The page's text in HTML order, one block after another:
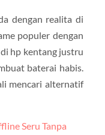
dengan realita di
populer dengan
hp kentang justru
baterai habis.
mencari alternatif
Seru Tanpa